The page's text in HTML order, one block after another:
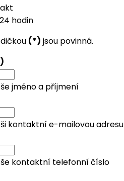
hodin
(*) jsou povinná.
jméno a příjmení
kontaktní e-mailovou adresu
kontaktní telefonní číslo